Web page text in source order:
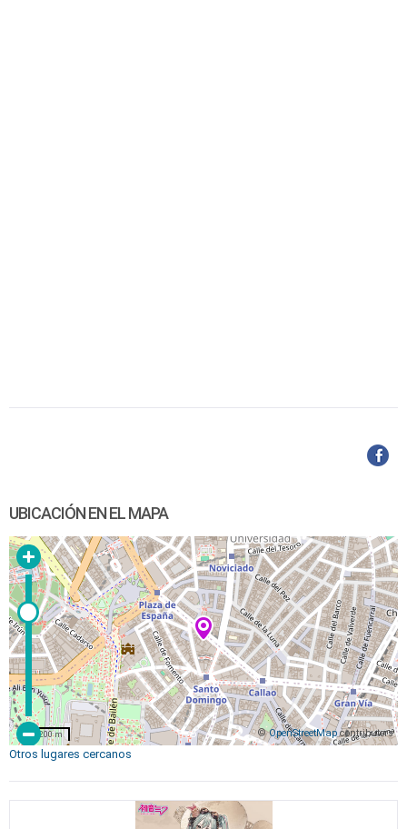
UBICACIÓN EN EL MAPA
©OpenStreetMap contributors
200 m
Otros lugares cercanos